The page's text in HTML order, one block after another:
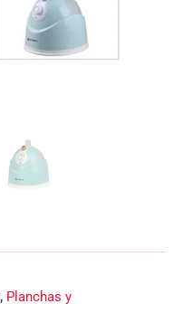
, Planchas y